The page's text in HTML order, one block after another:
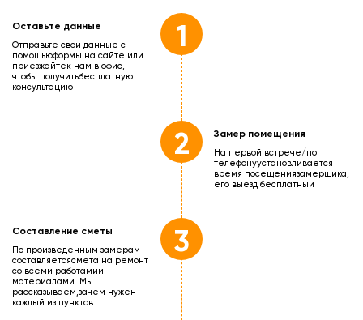
Оставьте данные
Отправьте свои данные с
помощьюформы на сайте или
приезжайтек нам в офис,
чтобы получитьбесплатную
консультацию
1
Замер помещения
На первой встрече/по
телефонуустановливается
время посещениязамерщика,
его выезд бесплатный
2
Составление сметы
По произведенным замерам
составляетсясмета на ремонт
со всеми работамии
материалами. Мы
рассказываем,зачем нужен
каждый из пунктов
3